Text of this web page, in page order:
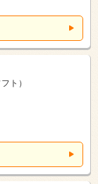
ト）